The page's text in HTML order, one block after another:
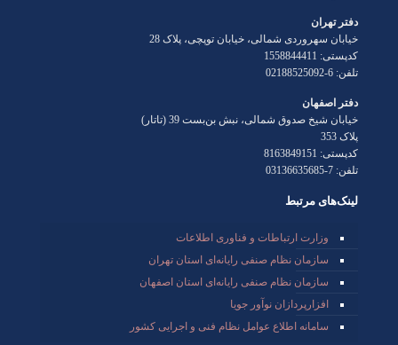
دفتر تهران
خیابان سهروردی شمالی، خیابان توپچی، پلاک 28
کدپستی: 1558844411
تلفن: 6-02188525092
دفتر اصفهان
خیابان شیخ صدوق شمالی، نبش بن‌بست 39 (تاتار)
پلاک 353
کدپستی: 8163849151
تلفن: 7-03136635685
لینک‌های مرتبط
وزارت ارتباطات و فناوری اطلاعات
سازمان نظام صنفی رایانه‌ای استان تهران
سازمان نظام صنفی رایانه‌ای استان اصفهان
افزارپردازان نوآور جویا
سامانه اطلاع عوامل نظام فنی و اجرایی کشور